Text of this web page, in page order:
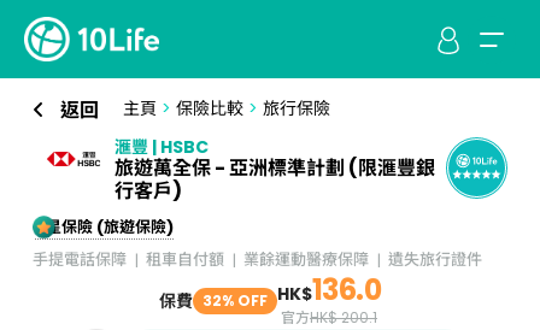
返回 主頁 > 保險比較> 旅行保險
滙豐 | HSBC
旅遊萬全保 - 亞洲標準計劃 (限滙豐銀
行客戶)
5星保險 (旅遊保險)
手提電話保障
租車自付額 業餘運動醫療保障 遺失旅行證件
保費 32% OFF HK$136.0
官方HK$ 200.1